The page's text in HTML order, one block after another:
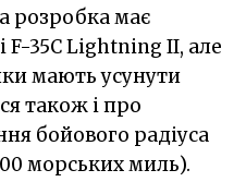
розробка має
F-35C Lightning II, але
мають усунути
також і про
бойового радіуса
морських миль).